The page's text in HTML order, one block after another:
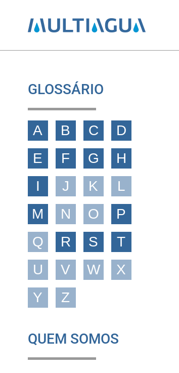
GLOSSÁRIO
A B C
D
E
F G
H
I
J K
L
M
N O
P
Q
R S
T
U
V W
X
Y
Z
QUEM SOMOS